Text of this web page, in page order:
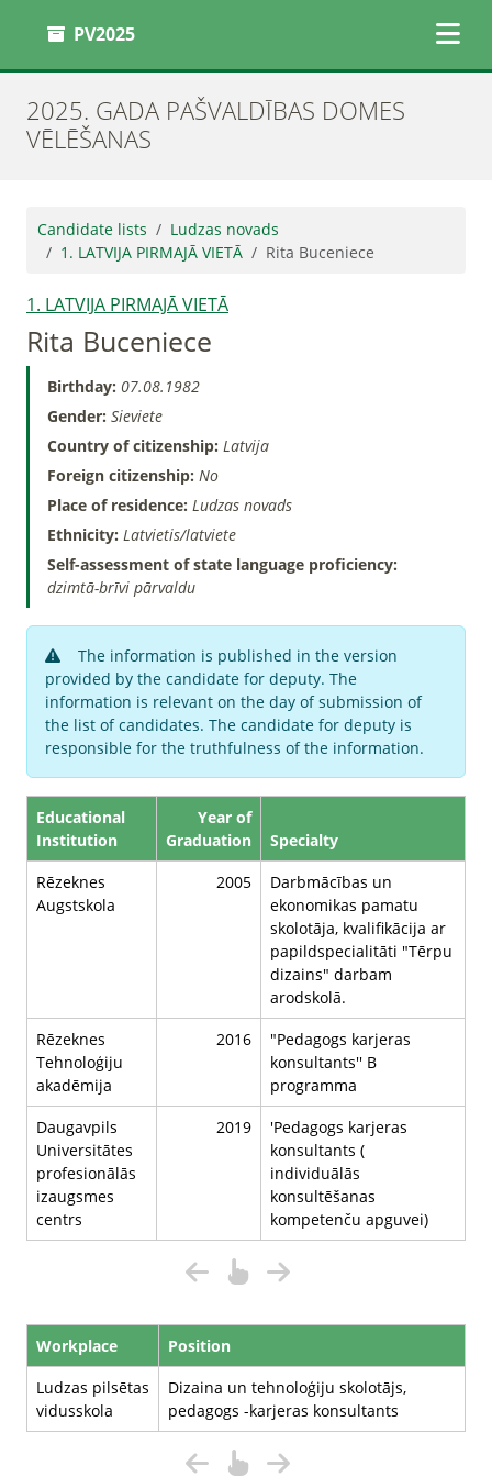
PV2025
2025. GADA PAŠVALDĪBAS DOMES
VĒLĒŠANAS
Candidate lists
Ludzas novads
1. LATVIJA PIRMAJĀ VIETĀ
Rita Buceniece
1. LATVIJA PIRMAJĀ VIETĀ
Rita Buceniece
Birthday: 07.08.1982
Gender: Sieviete
Country of citizenship: Latvija
Foreign citizenship: No
Place of residence: Ludzas novads
Ethnicity: Latvietis/latviete
Self-assessment of state language proficiency:
dzimtā-brīvi pārvaldu
The information is published in the version
provided by the candidate for deputy. The
information is relevant on the day of submission of
the list of candidates. The candidate for deputy is
responsible for the truthfulness of the information.
Educational
Institution
Year of
Graduation
Specialty
Rēzeknes
Augstskola
2005
Darbmācības un
ekonomikas pamatu
skolotāja, kvalifikācija ar
papildspecialitāti "Tērpu
dizains" darbam
arodskolā.
Rēzeknes
Tehnoloģiju
akadēmija
2016
"Pedagogs karjeras
konsultants'' B
programma
Daugavpils
Universitātes
profesionālās
izaugsmes
centrs
2019
'Pedagogs karjeras
konsultants (
individuālās
konsultēšanas
kompetenču apguvei)
Workplace
Position
Ludzas pilsētas
vidusskola
Dizaina un tehnoloģiju skolotājs,
pedagogs -karjeras konsultants